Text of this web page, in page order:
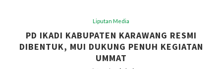
Liputan Media
PD IKADI KABUPATEN KARAWANG RESMI
DIBENTUK, MUI DUKUNG PENUH KEGIATAN
UMMAT